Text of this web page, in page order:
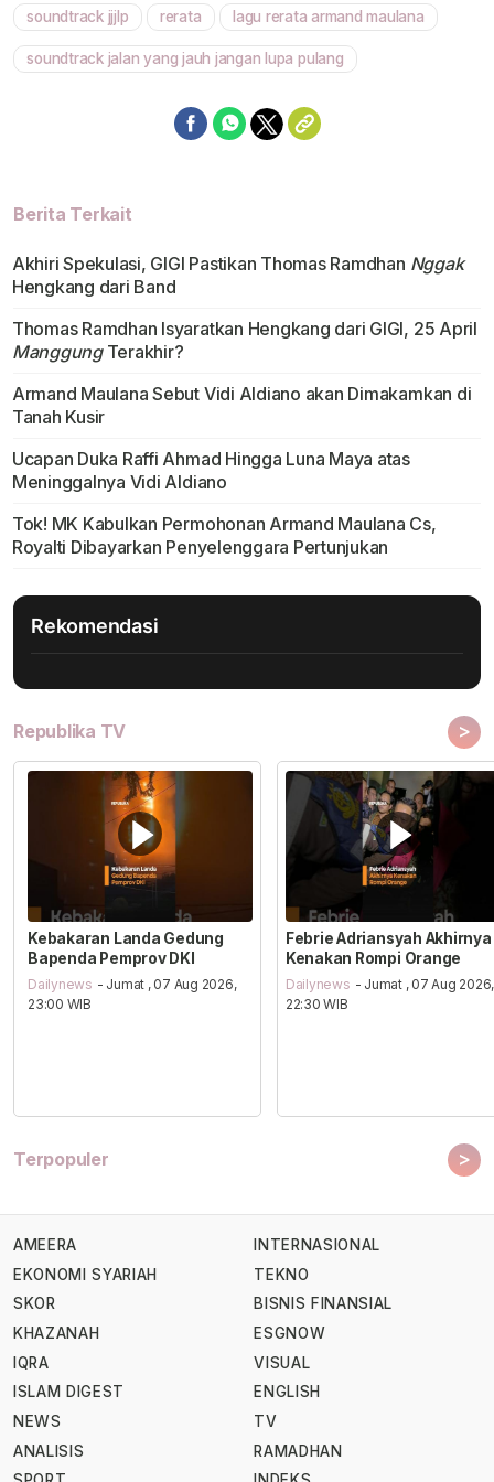
soundtrack jjjlp rerata lagu rerata armand maulana
soundtrack jalan yang jauh jangan lupa pulang
Berita Terkait
Akhiri Spekulasi, GIGI Pastikan Thomas Ramdhan Nggak
Hengkang dari Band
Thomas Ramdhan Isyaratkan Hengkang dari GIGI, 25 April
ManggungTerakhir?
Armand Maulana Sebut Vidi Aldiano akan Dimakamkan di
Tanah Kusir
Ucapan Duka Raffi Ahmad Hingga Luna Maya atas
Meninggalnya Vidi Aldiano
Tok! MK Kabulkan Permohonan Armand Maulana Cs,
Royalti Dibayarkan Penyelenggara Pertunjukan
Rekomendasi
Republika TV >
Kebakaran Landa Gedung
Bapenda Pemprov DKI
Dailynews - Jumat , 07 Aug 2026,
23:00 WIB
Febrie Adriansyah Akhirnya
Kenakan Rompi Orange
Dailynews - Jumat , 07 Aug 2026,
22:30 WIB
Terpopuler >
AMEERA
EKONOMI SYARIAH
SKOR
KHAZANAH
IQRA
ISLAM DIGEST
NEWS
ANALISIS
INTERNASIONAL
TEKNO
BISNIS FINANSIAL
ESGNOW
VISUAL
ENGLISH
TV
RAMADHAN